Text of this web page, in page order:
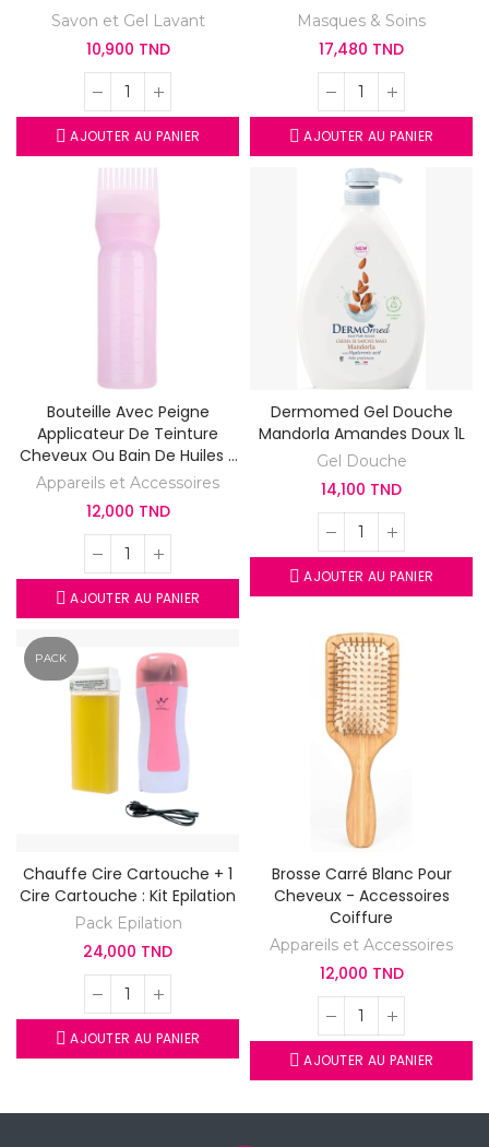
Vanille
Savon et Gel Lavant
10,900 TND
AJOUTER AU PANIER
Masques & Soins
17,480 TND
AJOUTER AU PANIER
Bouteille Avec Peigne
Applicateur De Teinture
Cheveux Ou Bain De Huiles -
Soins Cheveux
Appareils et Accessoires
12,000 TND
AJOUTER AU PANIER
Dermomed Gel Douche
Mandorla Amandes Doux 1L
Gel Douche
14,100 TND
AJOUTER AU PANIER
PACK
Chauffe Cire Cartouche + 1
Cire Cartouche : Kit Epilation
Pack Epilation
24,000 TND
AJOUTER AU PANIER
Brosse Carré Blanc Pour
Cheveux - Accessoires
Coiffure
Appareils et Accessoires
12,000 TND
AJOUTER AU PANIER